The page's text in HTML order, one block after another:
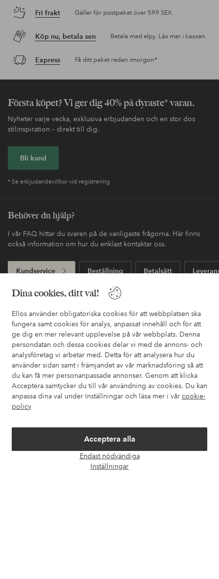
Dina cookies, ditt val!
Ellos använder obligatoriska cookies för att webbplatsen ska
fungera samt cookies för analys, anpassat innehåll och för att
ge dig en mer relevant upplevelse på vår webbplats. Denna
persondatan och dessa cookies delar vi med de annons- och
analysföretag vi arbetar med. Detta för att analysera hur du
använder sidan samt i främjandet av vår marknadsföring så att
du kan få mer personanpassade annonser. Genom att klicka
Acceptera samtycker du till vår användning av cookies. Du kan
anpassa dina val under Inställningar och läsa mer i vår cookie-
policy
Acceptera alla
Endast nödvändiga
Inställningar
Fri frakt Gäller för postpaket över 599 SEK
Köp nu, betala sen Betala med elpy. Läs mer i kassan.
Express Få ditt paket redan imorgon*
Första köpet? Vi ger dig 40% på dyraste* varan.
Nyheter varje vecka, exklusiva erbjudanden och en stor dos
stilinspiration – direkt till dig.
Bli kund
* Se erbjudandevillkor vid registrering
Behöver du hjälp?
I vår FAQ hittar du svaren på de vanligaste frågorna. Här finns
också information om hur du enklast kontaktar oss.
Kundservice Beställning Betalsätt
Mina sidor
Om Ellos
Våra tjänster
Villkor